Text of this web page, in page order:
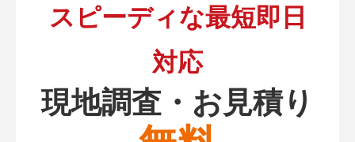
スピーディな最短即日
対応
現地調査・お見積り